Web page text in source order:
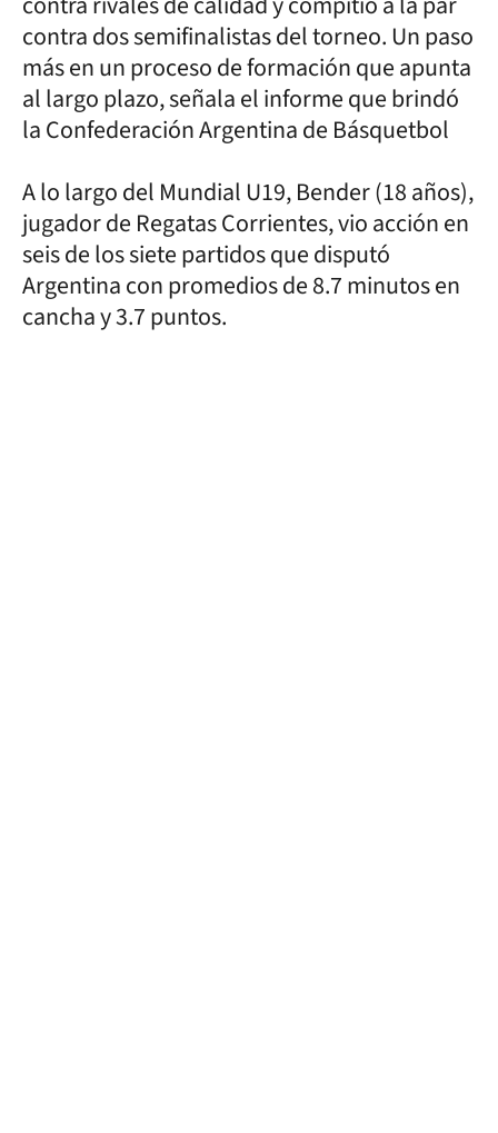
contra dos semifinalistas del torneo. Un paso
más en un proceso de formación que apunta
al largo plazo, señala el informe que brindó
la Confederación Argentina de Básquetbol
A lo largo del Mundial U19, Bender (18 años),
jugador de Regatas Corrientes, vio acción en
seis de los siete partidos que disputó
Argentina con promedios de 8.7 minutos en
cancha y 3.7 puntos.